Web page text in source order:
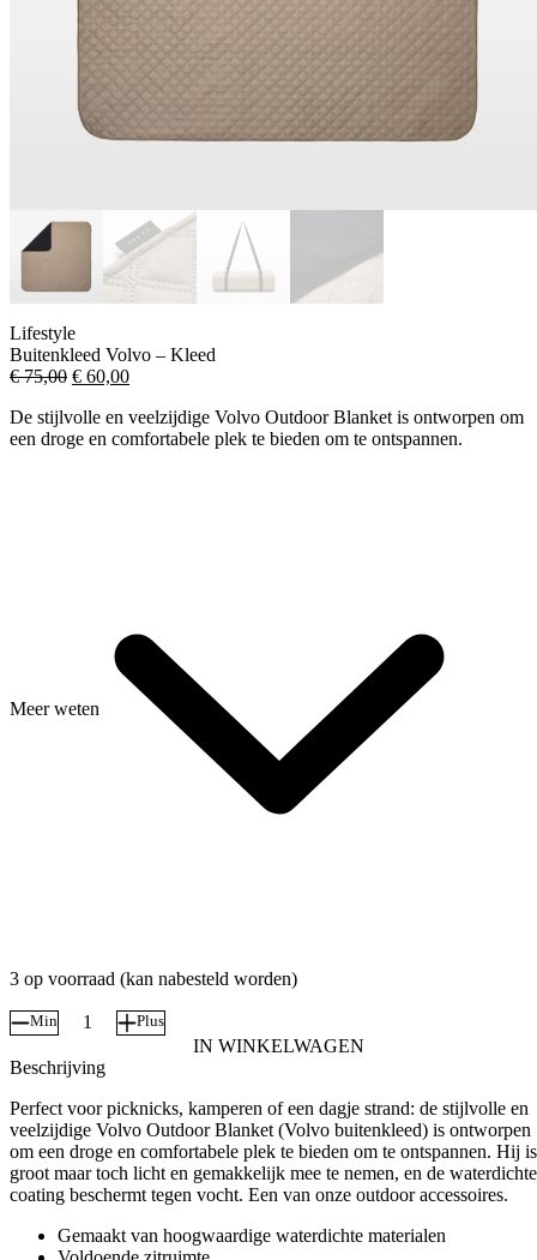
Lifestyle
Buitenkleed Volvo – Kleed
€75,00 Oorspronkelijke
was:
€ 75,00.
€ 60,00Huidige
is:
€ 60,00.
De stijlvolle en veelzijdige Volvo Outdoor Blanket is ontworpen om
een ​​droge en comfortabele plek te bieden om te ontspannen.
Meer weten
3 op voorraad (kan nabesteld worden)
Buitenkleed
-
aantal
Plus
Min
IN WINKELWAGEN
Beschrijving
Perfect voor picknicks, kamperen of een dagje strand: de stijlvolle en
veelzijdige Volvo Outdoor Blanket (Volvo buitenkleed) is ontworpen
om een ​​droge en comfortabele plek te bieden om te ontspannen. Hij is
groot maar toch licht en gemakkelijk mee te nemen, en de waterdichte
coating beschermt tegen vocht. Een van onze outdoor accessoires.
Gemaakt van hoogwaardige waterdichte materialen